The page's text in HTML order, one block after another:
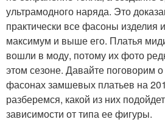
ультрамодного наряда. Это
практически все фасоны изделия
максимум и выше его. Платья
вошли в моду, потому их фото
этом сезоне. Давайте поговорим
фасонах замшевых платьев на
разберемся, какой из них
зависимости от типа ее фигуры.